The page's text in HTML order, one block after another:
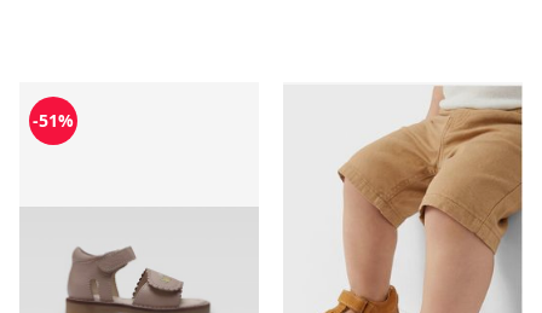
Sandały dziecięce letnie Lasocki Kids
-51%
Sandały dziecięce na lato